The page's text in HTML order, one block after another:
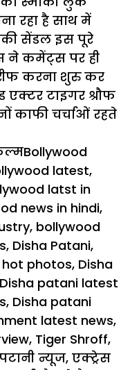
रहा है साथ में
सेंडल इस पूरे
ने कमेंट्स पर ही
करना शुरु कर
एक्टर टाइगर श्रौफ
काफी चर्चाओं रहते
Tags
Bollywood
latest,
latst in
news in hindi,
, bollywood
, Disha Patani,
photos, Disha
Disha patani latest
, Disha patani
latest news,
, Tiger Shroff,
न्यूज, एक्ट्रेस